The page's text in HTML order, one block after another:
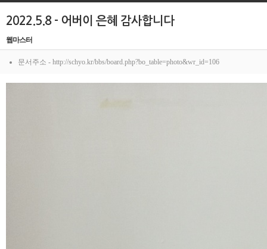
2022.5.8 - 어버이 은혜 감사합니다
웹마스터
문서주소 - http://schyo.kr/bbs/board.php?bo_table=photo&wr_id=106